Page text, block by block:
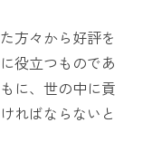
方々から好評を
役立つものであ
に、世の中に貢
ればならないと